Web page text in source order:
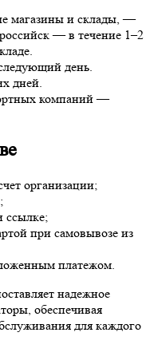
магазины и склады, —
— в течение 1–2
день.
дней.
компаний —
организации;
ссылке;
при самовывозе из
платежом.
надежное
обеспечивая
для каждого